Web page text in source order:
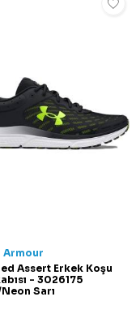
Armour
Assert Erkek Koşu
- 3026175
Sarı